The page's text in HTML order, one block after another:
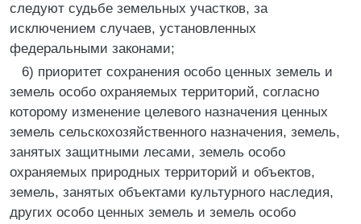
следуют судьбе земельных участков, за
исключением случаев, установленных
федеральными законами;
6) приоритет сохранения особо ценных земель и
земель особо охраняемых территорий, согласно
которому изменение целевого назначения ценных
земель сельскохозяйственного назначения, земель,
занятых защитными лесами, земель особо
охраняемых природных территорий и объектов,
земель, занятых объектами культурного наследия,
других особо ценных земель и земель особо